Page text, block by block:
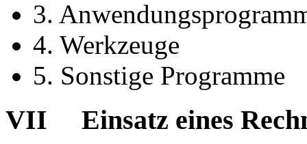
3.
4. Werkzeuge
5. Sonstige Programme
VII Einsatz eines